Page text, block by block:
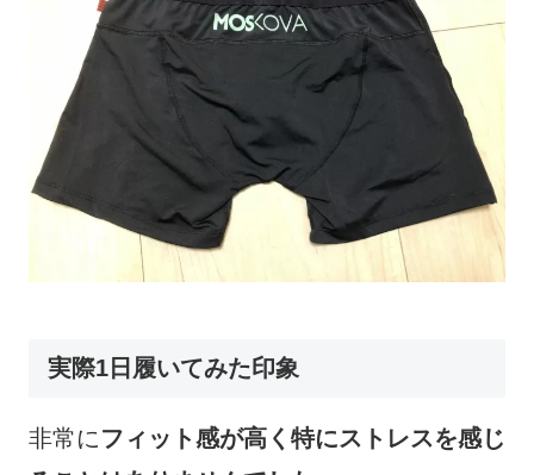
実際1日履いてみた印象
非常にフィット感が高く特にストレスを感じ